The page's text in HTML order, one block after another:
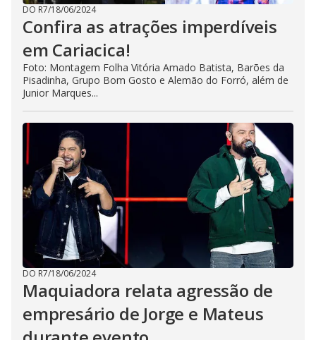
DO R7/18/06/2024
Confira as atrações imperdíveis
em Cariacica!
Foto: Montagem Folha Vitória Amado Batista, Barões da
Pisadinha, Grupo Bom Gosto e Alemão do Forró, além de
Junior Marques...
DO R7/18/06/2024
Maquiadora relata agressão de
empresário de Jorge e Mateus